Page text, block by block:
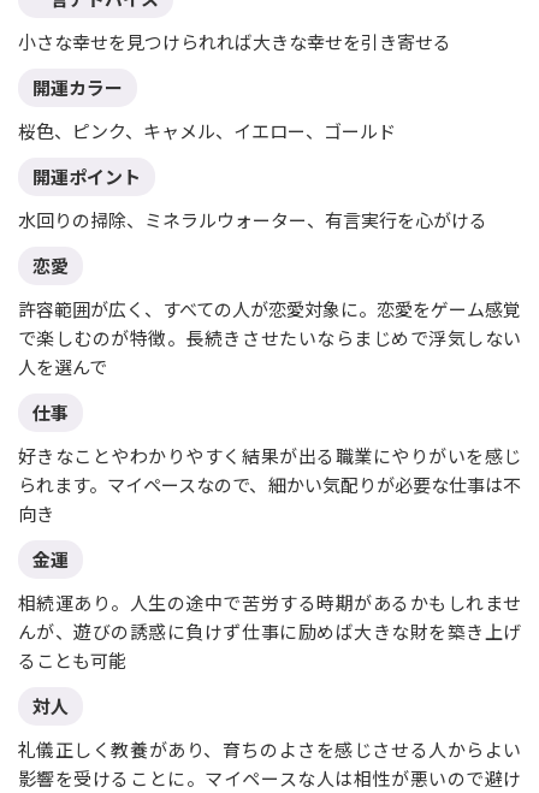
小さな幸せを見つけられれば大きな幸せを引き寄せる
開運カラー
桜色、ピンク、キャメル、イエロー、ゴールド
開運ポイント
水回りの掃除、ミネラルウォーター、有言実行を心がける
恋愛
許容範囲が広く、すべての人が恋愛対象に。恋愛をゲーム感覚
で楽しむのが特徴。長続きさせたいならまじめで浮気しない
人を選んで
仕事
好きなことやわかりやすく結果が出る職業にやりがいを感じ
られます。マイペースなので、細かい気配りが必要な仕事は不
向き
金運
相続運あり。人生の途中で苦労する時期があるかもしれませ
んが、遊びの誘惑に負けず仕事に励めば大きな財を築き上げ
ることも可能
対人
礼儀正しく教養があり、育ちのよさを感じさせる人からよい
影響を受けることに。マイペースな人は相性が悪いので避け